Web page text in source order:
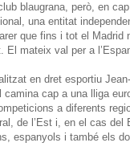
blaugrana, però, en
una entitat
que fins i tot el Madrid
El mateix val per a
en dret esportiu
cap a una lliga
a diferents
de l’Est i, en el cas
espanyols i també els